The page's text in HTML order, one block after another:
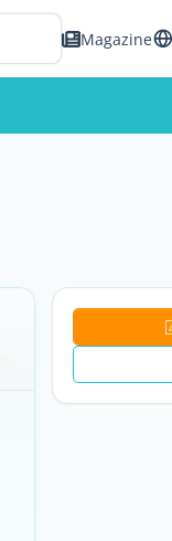
Magazine